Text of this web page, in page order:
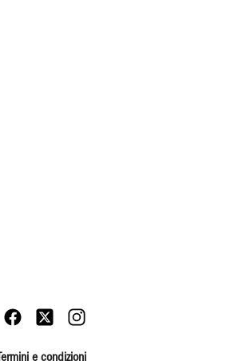
Termini e condizioni